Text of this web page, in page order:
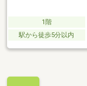
1階
駅から徒歩5分以内